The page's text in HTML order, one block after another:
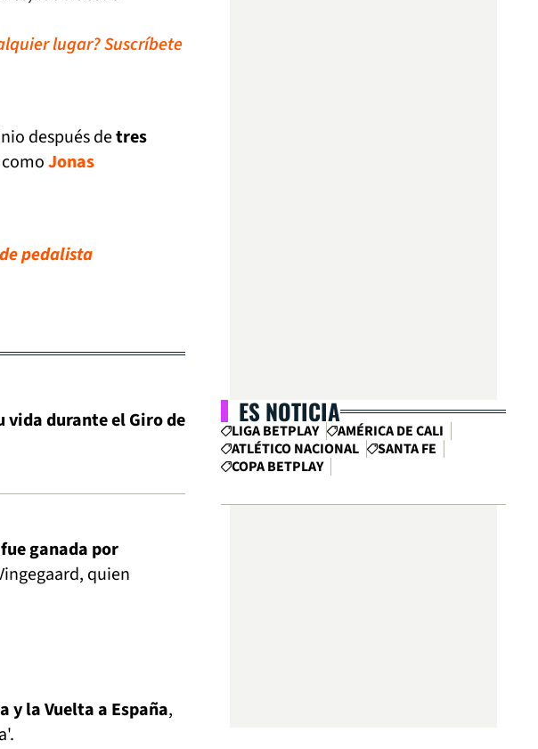
lugar? Suscríbete
después detres
Jonas
pedalista
vida durante el Giro de
ganada por
quien
y la Vuelta a España,
ES NOTICIA
LIGA BETPLAY
AMÉRICA DE CALI
ATLÉTICO NACIONAL
SANTA FE
COPA BETPLAY